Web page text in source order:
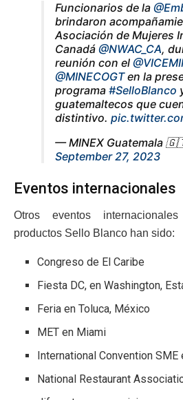
Funcionarios de la
brindaron
Asociación de Mujeres
Canadá @NWAC_CA,
reunión con el
@MINECOGTen la
programa #SelloBlanco
guatemaltecos que
distintivo.
— MINEX Guatemala
September 27, 2023
Eventos internacionales
Otros eventos
productos Sello Blanco han sido:
Congreso de El Caribe
Fiesta DC, en Washington,
Feria en Toluca, México
MET en Miami
International Convention SME
National Restaurant